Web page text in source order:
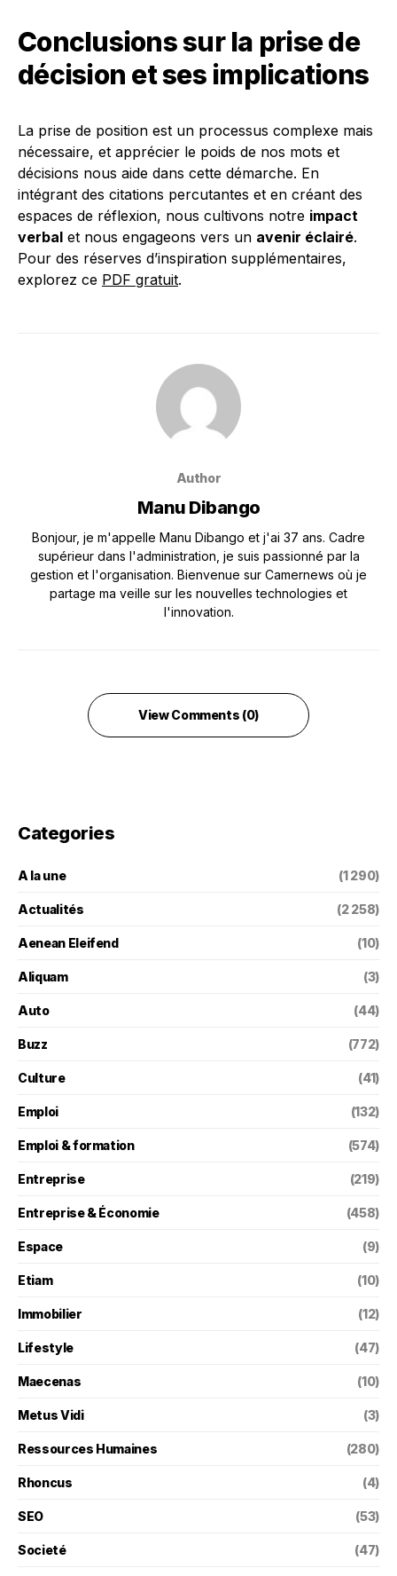
Conclusions sur la prise de
décision et ses implications
La prise de position est un processus complexe mais
nécessaire, et apprécier le poids de nos mots et
décisions nous aide dans cette démarche. En
intégrant des citations percutantes et en créant des
espaces de réflexion, nous cultivons notre impact
verbal et nous engageons vers un avenir éclairé.
Pour des réserves d’inspiration supplémentaires,
explorez ce PDF gratuit.
Author
Manu Dibango
Bonjour, je m'appelle Manu Dibango et j'ai 37 ans. Cadre
supérieur dans l'administration, je suis passionné par la
gestion et l'organisation. Bienvenue sur Camernews où je
partage ma veille sur les nouvelles technologies et
l'innovation.
View Comments (0)
Categories
A la une (1 290)
Actualités (2 258)
Aenean Eleifend (10)
Aliquam (3)
Auto (44)
Buzz (772)
Culture (41)
Emploi (132)
Emploi & formation (574)
Entreprise (219)
Entreprise & Économie (458)
Espace (9)
Etiam (10)
Immobilier (12)
Lifestyle (47)
Maecenas (10)
Metus Vidi (3)
Ressources Humaines (280)
Rhoncus (4)
SEO (53)
Societé (47)